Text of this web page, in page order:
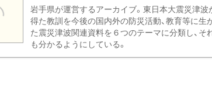
岩手県が運営するアーカイブ。東日本大震災津波
得た教訓を今後の国内外の防災活動、教育等に生
た震災津波関連資料を６つのテーマに分類し、
も分かるようにしている。